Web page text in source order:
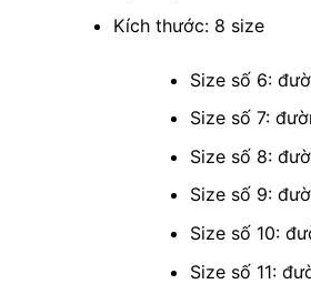
Kích thước: 8 size
Size số 6:
Size số 7:
Size số 8:
Size số 9:
Size số 10:
Size số 11: